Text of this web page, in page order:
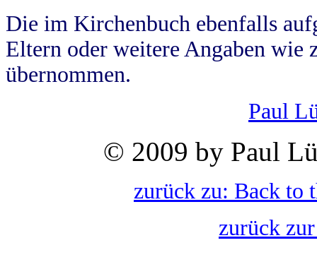
Die im Kirchenbuch ebenfalls
Eltern oder weitere Angaben wie
übernommen.
Paul
© 2009 by Paul
zurück zu: Back to
zurück